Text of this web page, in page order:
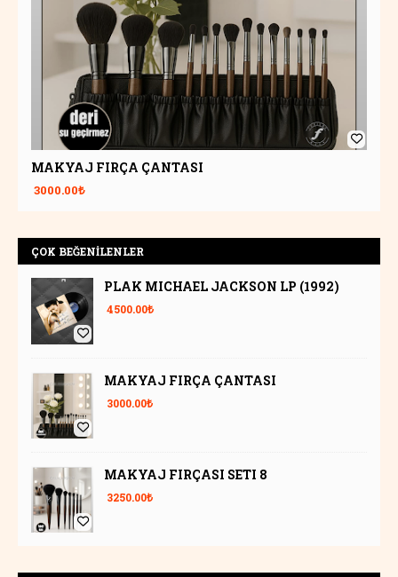
Unique
MAKYAJ FIRÇA ÇANTASI
3000.00₺
ÇOK BEĞENİLENLER
PLAK MICHAEL JACKSON LP (1992)
4500.00₺
MAKYAJ FIRÇA ÇANTASI
3000.00₺
MAKYAJ FIRÇASI SETI 8
3250.00₺